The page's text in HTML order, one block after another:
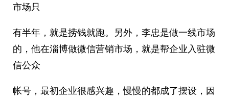
市场只
有半年，就是捞钱就跑。另外，李忠是做一线市场
的，他在淄博做微信营销市场，就是帮企业入驻微
信公众
帐号，最初企业很感兴趣，慢慢的都成了摆设，因